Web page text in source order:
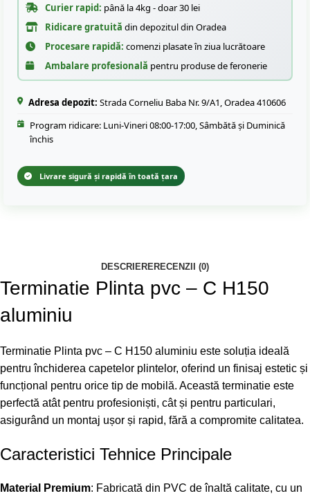
Curier rapid: până la 4kg - doar 30 lei
Ridicare gratuită din depozitul din Oradea
Procesare rapidă: comenzi plasate în ziua lucrătoare
Ambalare profesională pentru produse de feronerie
Adresa depozit: Strada Corneliu Baba Nr. 9/A1, Oradea 410606
Program ridicare: Luni-Vineri 08:00-17:00, Sâmbătă și Duminică
închis
Livrare sigură și rapidă în toată țara
DESCRIERERECENZII (0)
Terminatie Plinta pvc – C H150
aluminiu
Terminatie Plinta pvc – C H150 aluminiu este soluția ideală
pentru închiderea capetelor plintelor, oferind un finisaj estetic și
funcțional pentru orice tip de mobilă. Această terminatie este
perfectă atât pentru profesioniști, cât și pentru particulari,
asigurând un montaj ușor și rapid, fără a compromite calitatea.
Caracteristici Tehnice Principale
Material Premium: Fabricată din PVC de înaltă calitate, cu un